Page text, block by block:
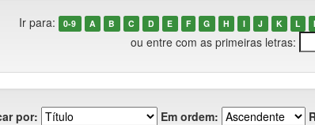
Ir para: 0-9 A B C D E F G H I J K L
ou entre com as primeiras letras:
por: Em ordem: